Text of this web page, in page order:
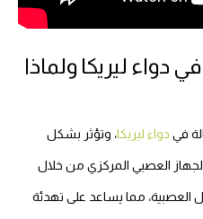
دواء ليريكا ولماذا
في دواء ليريكا، وتؤثر بشكل
العصبي المركزي من خلال
العصبية، مما يساعد على تهدئة